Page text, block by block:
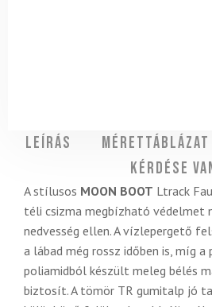
Leírás Mérettáblázat
Kérdése
A stílusos MOON BOOT Ltrack
téli csizma megbízható védelmet
nedvesség ellen. A vízlepergető
a lábad még rossz időben is, míg
poliamidból készült meleg bélés
biztosít. A tömör TR gumitalp jó